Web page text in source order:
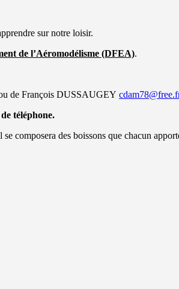
sur notre loisir.
de l’Aéromodélisme (DFEA).
de François DUSSAUGEY
téléphone.
des boissons que chacun